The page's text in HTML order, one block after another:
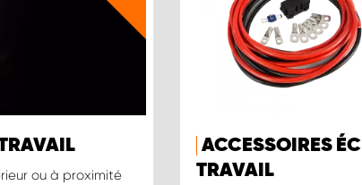
ou à proximité
ACCESSOIRES
TRAVAIL